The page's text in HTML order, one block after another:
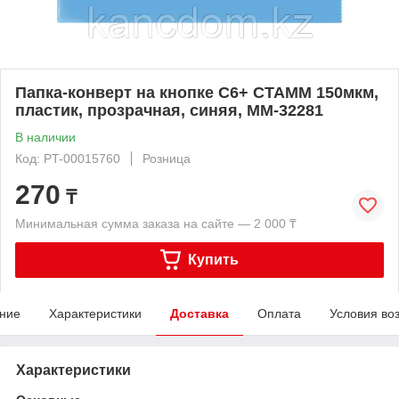
Папка-конверт на кнопке С6+ СТАММ 150мкм,
пластик, прозрачная, синяя, ММ-32281
В наличии
Код: PT-00015760
Розница
270 ₸
Минимальная сумма заказа на сайте — 2 000 ₸
Купить
Характеристики Доставка Оплата Условия
Характеристики